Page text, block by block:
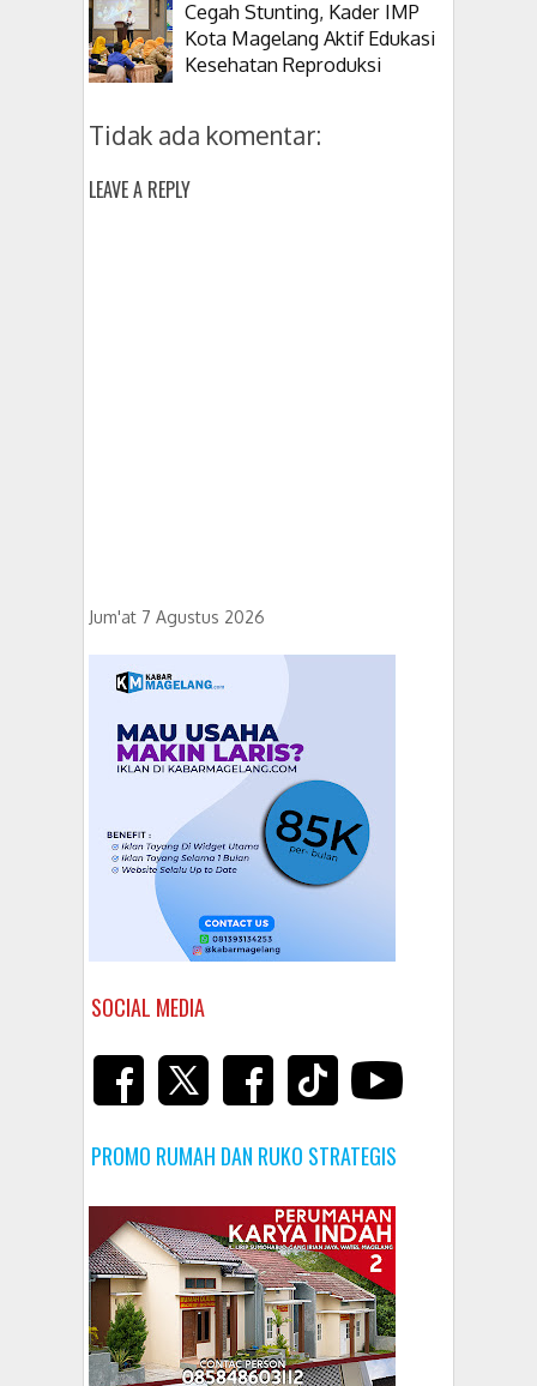
Cegah Stunting, Kader IMP
Kota Magelang Aktif Edukasi
Kesehatan Reproduksi
Tidak ada komentar:
LEAVE A REPLY
Jum'at 7 Agustus 2026
SOCIAL MEDIA
PROMO RUMAH DAN RUKO STRATEGIS